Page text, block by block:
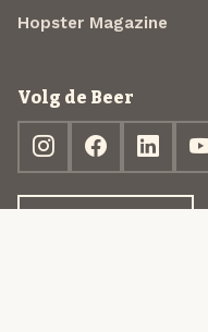
Hopster Magazine
Volg de Beer